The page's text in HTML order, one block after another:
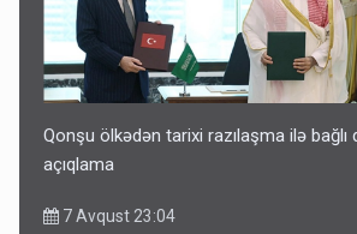
Qonşu ölkədən tarixi razılaşma ilə bağlı
açıqlama
7 Avqust 23:04